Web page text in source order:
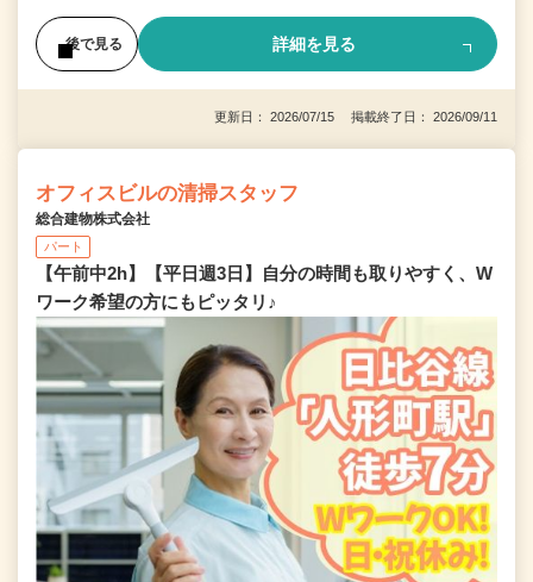
後で見る 詳細を見る
更新日： 2026/07/15 掲載終了日： 2026/09/11
オフィスビルの清掃スタッフ
総合建物株式会社
パート
【午前中2h】【平日週3日】自分の時間も取りやすく、W
ワーク希望の方にもピッタリ♪